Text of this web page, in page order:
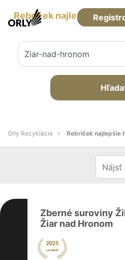
Rebríček najlepšie
Orly Recyklácie Rebríček najlepšie
Zberné suroviny
Žiar nad Hronom